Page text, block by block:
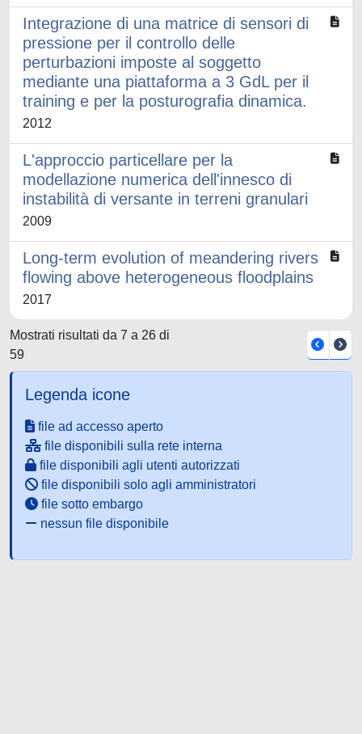
Integrazione di una matrice di sensori di
pressione per il controllo delle
perturbazioni imposte al soggetto
mediante una piattaforma a 3 GdL per il
training e per la posturografia dinamica.
2012
L'approccio particellare per la
modellazione numerica dell'innesco di
instabilità di versante in terreni granulari
2009
Long-term evolution of meandering rivers
flowing above heterogeneous floodplains
2017
Mostrati risultati da 7 a 26 di
59
Legenda icone
file ad accesso aperto
file disponibili sulla rete interna
file disponibili agli utenti autorizzati
file disponibili solo agli amministratori
file sotto embargo
nessun file disponibile